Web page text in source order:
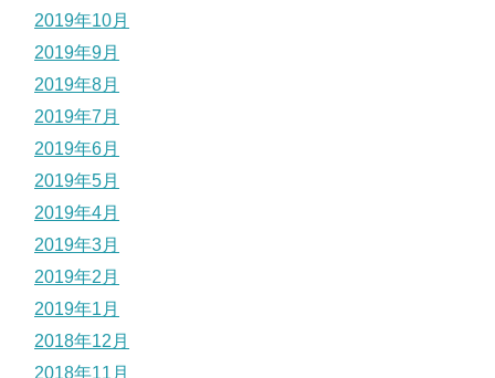
2019年10月
2019年9月
2019年8月
2019年7月
2019年6月
2019年5月
2019年4月
2019年3月
2019年2月
2019年1月
2018年12月
2018年11月